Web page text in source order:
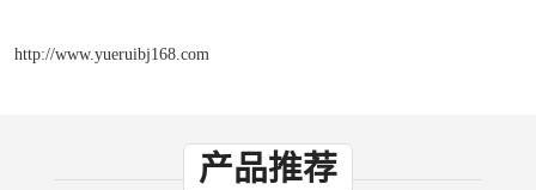
http://www.yueruibj168.com
产品推荐